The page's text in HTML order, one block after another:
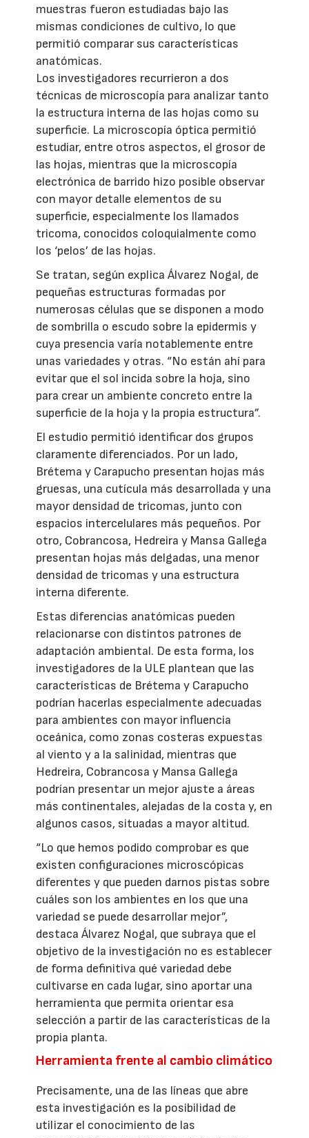
muestras fueron estudiadas bajo las
mismas condiciones de cultivo, lo que
permitió comparar sus características
anatómicas.
Los investigadores recurrieron a dos
técnicas de microscopía para analizar tanto
la estructura interna de las hojas como su
superficie. La microscopía óptica permitió
estudiar, entre otros aspectos, el grosor de
las hojas, mientras que la microscopía
electrónica de barrido hizo posible observar
con mayor detalle elementos de su
superficie, especialmente los llamados
tricoma, conocidos coloquialmente como
los ‘pelos’ de las hojas.
Se tratan, según explica Álvarez Nogal, de
pequeñas estructuras formadas por
numerosas células que se disponen a modo
de sombrilla o escudo sobre la epidermis y
cuya presencia varía notablemente entre
unas variedades y otras. “No están ahí para
evitar que el sol incida sobre la hoja, sino
para crear un ambiente concreto entre la
superficie de la hoja y la propia estructura”.
El estudio permitió identificar dos grupos
claramente diferenciados. Por un lado,
Brétema y Carapucho presentan hojas más
gruesas, una cutícula más desarrollada y una
mayor densidad de tricomas, junto con
espacios intercelulares más pequeños. Por
otro, Cobrancosa, Hedreira y Mansa Gallega
presentan hojas más delgadas, una menor
densidad de tricomas y una estructura
interna diferente.
Estas diferencias anatómicas pueden
relacionarse con distintos patrones de
adaptación ambiental. De esta forma, los
investigadores de la ULE plantean que las
características de Brétema y Carapucho
podrían hacerlas especialmente adecuadas
para ambientes con mayor influencia
oceánica, como zonas costeras expuestas
al viento y a la salinidad, mientras que
Hedreira, Cobrancosa y Mansa Gallega
podrían presentar un mejor ajuste a áreas
más continentales, alejadas de la costa y, en
algunos casos, situadas a mayor altitud.
“Lo que hemos podido comprobar es que
existen configuraciones microscópicas
diferentes y que pueden darnos pistas sobre
cuáles son los ambientes en los que una
variedad se puede desarrollar mejor”,
destaca Álvarez Nogal, que subraya que el
objetivo de la investigación no es establecer
de forma definitiva qué variedad debe
cultivarse en cada lugar, sino aportar una
herramienta que permita orientar esa
selección a partir de las características de la
propia planta.
Herramienta frente al cambio climático
Precisamente, una de las líneas que abre
esta investigación es la posibilidad de
utilizar el conocimiento de las